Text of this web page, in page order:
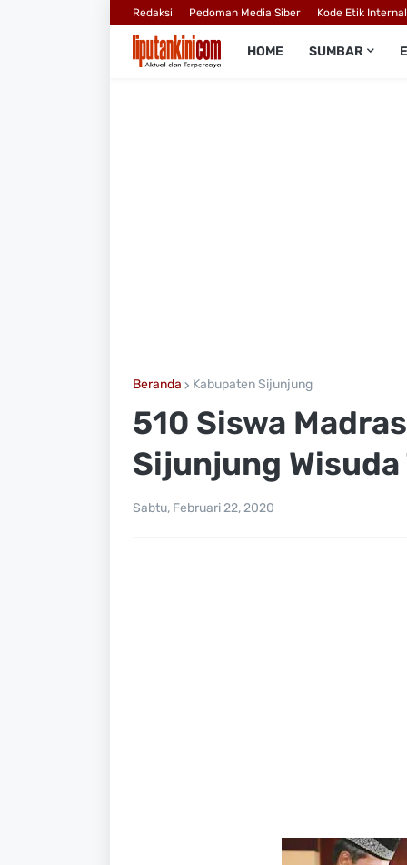
Redaksi Pedoman Media Siber Kode Etik
HOME SUMBAR
Beranda Kabupaten Sijunjung
510 Siswa
Sijunjung
Sabtu, Februari 22, 2020